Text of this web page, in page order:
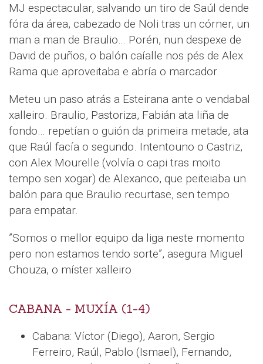
MJ espectacular, salvando un tiro de Saúl dende
fóra da área, cabezado de Noli tras un córner, un
man a man de Braulio… Porén, nun despexe de
David de puños, o balón caíalle nos pés de Alex
Rama que aproveitaba e abría o marcador.
Meteu un paso atrás a Esteirana ante o vendabal
xalleiro. Braulio, Pastoriza, Fabián ata liña de
fondo… repetían o guión da primeira metade, ata
que Raúl facía o segundo. Intentouno o Castriz,
con Alex Mourelle (volvía o capi tras moito
tempo sen xogar) de Alexanco, que peiteiaba un
balón para que Braulio recurtase, sen tempo
para empatar.
”Somos o mellor equipo da liga neste momento
pero non estamos tendo sorte”, asegura Miguel
Chouza, o míster xalleiro.
CABANA - MUXÍA (1-4)
Cabana: Víctor (Diego), Aaron, Sergio
Ferreiro, Raúl, Pablo (Ismael), Fernando,